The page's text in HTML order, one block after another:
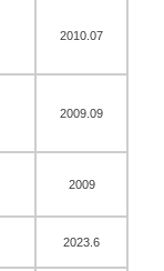
2010.07
2009.09
2009
2023.6